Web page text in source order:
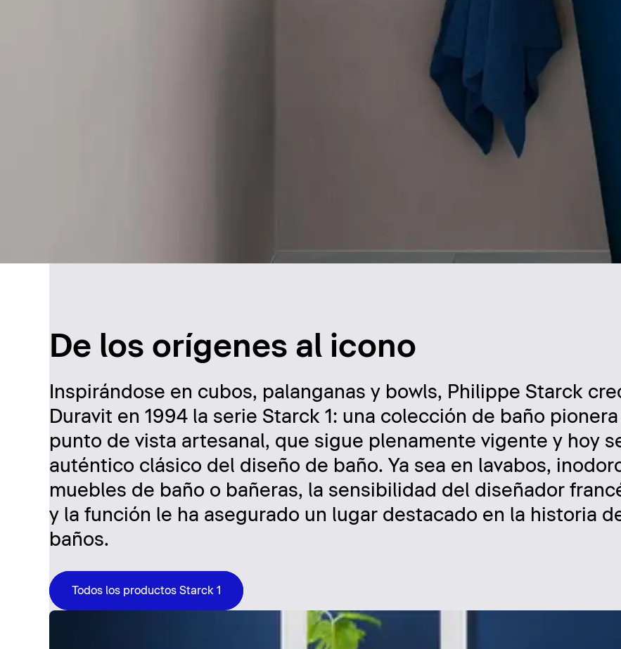
De los orígenes al icono
Inspirándose en cubos, palanganas y bowls, Philippe Starck
Duravit en 1994 la serie Starck 1: una colección de baño
punto de vista artesanal, que sigue plenamente vigente y hoy
auténtico clásico del diseño de baño. Ya sea en lavabos,
muebles de baño o bañeras, la sensibilidad del diseñador
y la función le ha asegurado un lugar destacado en la historia
baños.
Todos los productos Starck 1